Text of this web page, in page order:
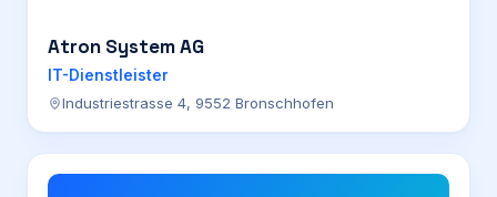
Atron System AG
IT-Dienstleister
Industriestrasse 4, 9552 Bronschhofen